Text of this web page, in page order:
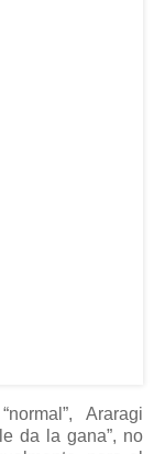
Araragi
da la gana”, no